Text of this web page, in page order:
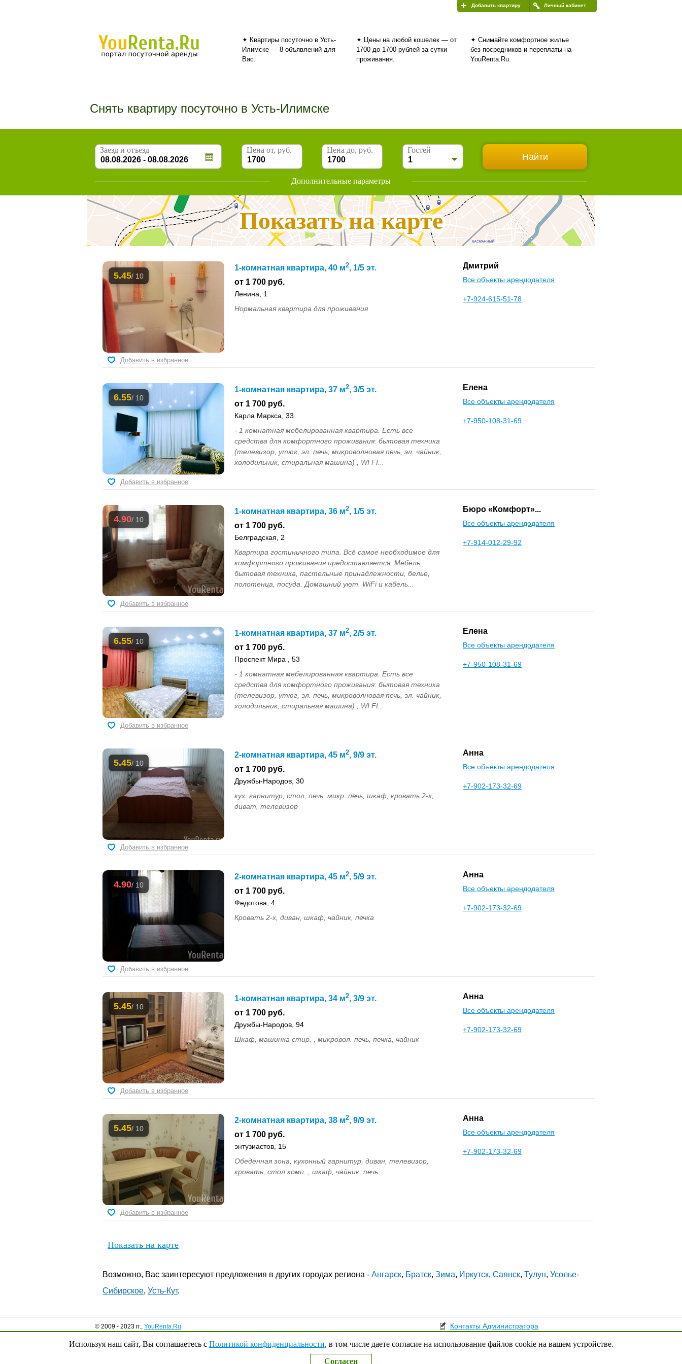
Личный кабинет
Добавить квартиру
✦ Квартиры посуточно в Усть-
Илимске — 8 объявлений для
Вас.
✦ Цены на любой кошелек — от
1700 до 1700 рублей за сутки
проживания.
✦ Снимайте комфортное жилье
без посредников и переплаты на
YouRenta.Ru.
Снять квартиру посуточно в Усть-Илимске
Заезд и отъезд Цена от, руб. Цена до, руб. Гостей
Дополнительные параметры
Показать на карте
5.45/ 10
1-комнатная квартира, 40 м2, 1/5 эт.
от 1 700 руб.
Ленина, 1
Нормальная квартира для проживания
Дмитрий
Все объекты арендодателя
+7-924-615-51-78
Добавить в избранное
6.55/ 10
1-комнатная квартира, 37 м2, 3/5 эт.
от 1 700 руб.
Карла Маркса, 33
- 1 комнатная мебелированная квартира. Есть все
средства для комфортного проживания: бытовая техника
(телевизор, утюг, эл. печь, микроволновая печь, эл. чайник,
холодильник, стиральная машина) , WI FI...
Елена
Все объекты арендодателя
+7-950-108-31-69
Добавить в избранное
4.90/ 10
1-комнатная квартира, 36 м2, 1/5 эт.
от 1 700 руб.
Белградская, 2
Квартира гостиничного типа. Всё самое необходимое для
комфортного проживания предоставляется. Мебель,
бытовая техника, пастельные принадлежности, белье,
полотенца, посуда. Домашний уют. WiFi и кабель...
Бюро «Комфорт»...
Все объекты арендодателя
+7-914-012-29-92
Добавить в избранное
6.55/ 10
1-комнатная квартира, 37 м2, 2/5 эт.
от 1 700 руб.
Проспект Мира , 53
- 1 комнатная мебелированная квартира. Есть все
средства для комфортного проживания: бытовая техника
(телевизор, утюг, эл. печь, микроволновая печь, эл. чайник,
холодильник, стиральная машина) , WI FI...
Елена
Все объекты арендодателя
+7-950-108-31-69
Добавить в избранное
5.45/ 10
2-комнатная квартира, 45 м2, 9/9 эт.
от 1 700 руб.
Дружбы-Народов, 30
кух. гарнитур, стол, печь, микр. печь, шкаф, кровать 2-х,
диват, телевизор
Анна
Все объекты арендодателя
+7-902-173-32-69
Добавить в избранное
4.90/ 10
2-комнатная квартира, 45 м2, 5/9 эт.
от 1 700 руб.
Федотова, 4
Кровать 2-х, диван, шкаф, чайник, печка
Анна
Все объекты арендодателя
+7-902-173-32-69
Добавить в избранное
5.45/ 10
1-комнатная квартира, 34 м2, 3/9 эт.
от 1 700 руб.
Дружбы-Народов, 94
Шкаф, машинка стир. , микровол. печь, печка, чайник
Анна
Все объекты арендодателя
+7-902-173-32-69
Добавить в избранное
5.45/ 10
2-комнатная квартира, 38 м2, 9/9 эт.
от 1 700 руб.
энтузиастов, 15
Обеденная зона, кухонный гарнитур, диван, телевизор,
кровать, стол комп. , шкаф, чайник, печь
Анна
Все объекты арендодателя
+7-902-173-32-69
Добавить в избранное
Показать на карте
Возможно, Вас заинтересуют предложения в других городах региона - Ангарск, Братск, Зима, Иркутск, Саянск, Тулун, Усолье-
Сибирское, Усть-Кут.
© 2009 - 2023 гг., YouRenta.Ru Контакты Администратора
Политика конфиденциальности
Используя наш сайт, Вы соглашаетесь с Политикой конфиденциальности, в том числе даете согласие на использование файлов cookie на вашем устройстве.
Согласен